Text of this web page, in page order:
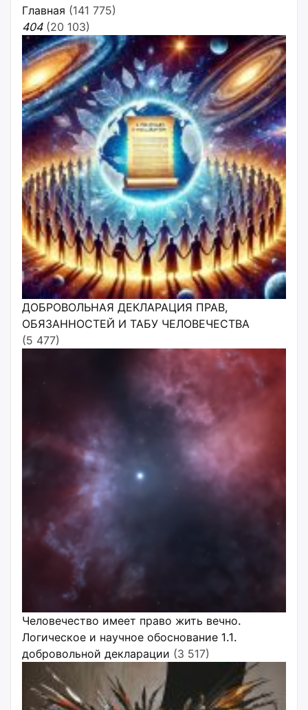
Главная (141 775)
404 (20 103)
ДОБРОВОЛЬНАЯ ДЕКЛАРАЦИЯ ПРАВ,
ОБЯЗАННОСТЕЙ И ТАБУ ЧЕЛОВЕЧЕСТВА
(5 477)
Человечество имеет право жить вечно.
Логическое и научное обоснование 1.1.
добровольной декларации (3 517)